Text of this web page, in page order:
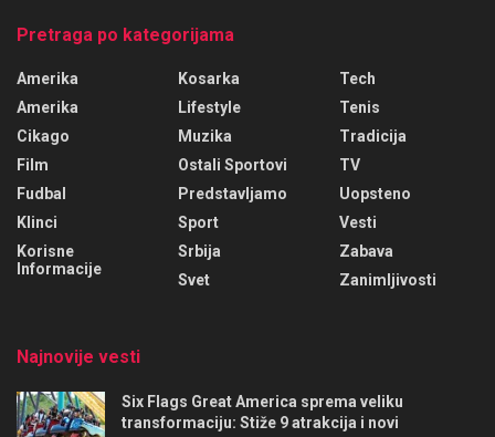
Pretraga po kategorijama
Amerika
Amerika
Cikago
Film
Fudbal
Klinci
Korisne
Informacije
Kosarka
Lifestyle
Muzika
Ostali Sportovi
Predstavljamo
Sport
Srbija
Svet
Tech
Tenis
Tradicija
TV
Uopsteno
Vesti
Zabava
Zanimljivosti
Najnovije vesti
Six Flags Great America sprema veliku
transformaciju: Stiže 9 atrakcija i novi